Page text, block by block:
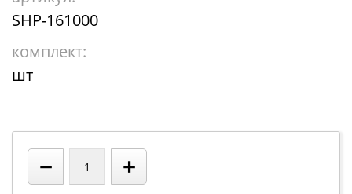
SHP-161000
комплект:
шт
− +